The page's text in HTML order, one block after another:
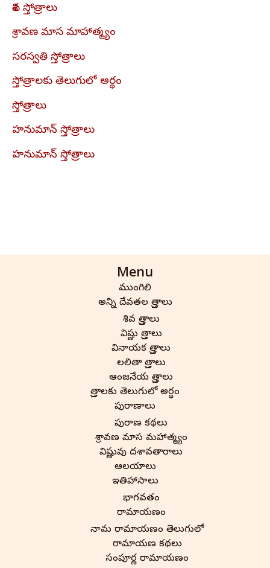
శివ స్తోత్రాలు
శ్రావణ మాస మాహాత్మ్యం
సరస్వతి స్తోత్రాలు
స్తోత్రాలకు తెలుగులో అర్థం
స్తోత్రాలు
హనుమాన్ స్తోత్రాలు
హనుమాన్ స్తోత్రాలు
Menu
ముంగిలి
అన్ని దేవతల స్తోత్రాలు
శివ స్తోత్రాలు
విష్ణు స్తోత్రాలు
వినాయక స్తోత్రాలు
లలితా స్తోత్రాలు
ఆంజనేయ స్తోత్రాలు
స్తోత్రాలకు తెలుగులో అర్థం
పురాణాలు
పురాణ కథలు
శ్రావణ మాస మహాత్మ్యం
విష్ణువు దశావతారాలు
ఆలయాలు
ఇతిహాసాలు
భాగవతం
రామాయణం
నామ రామాయణం తెలుగులో
రామాయణ కథలు
సంపూర్ణ రామాయణం